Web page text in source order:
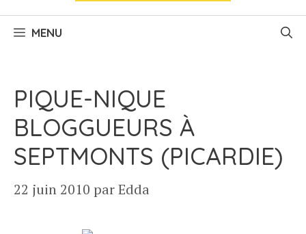
MENU
PIQUE-NIQUE
BLOGGUEURS À
SEPTMONTS (PICARDIE)
22 juin 2010 parEdda